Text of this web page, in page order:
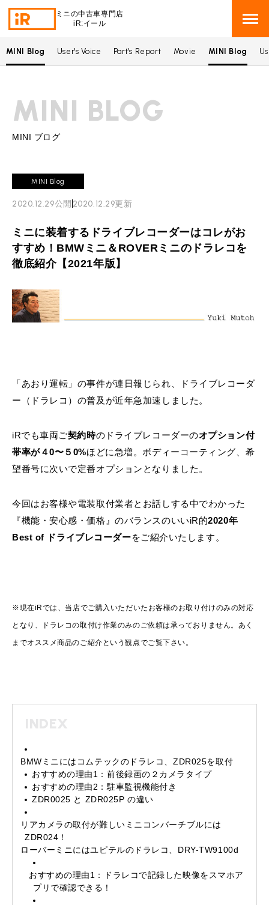
ミニの中古車専門店
iR:イール
BMW MINI BMWミニ 在庫検索
ROVER MINI ローバーミニ 在庫検索
TRADE 買取
TOP
iRの買取が他社よりも高い理由
必要書類
買取Q&A
iRで愛車を売却されたお客様の声
BMWミニ買取査定依頼
MAINTENANCE
TOP
BMWミニ メンテナンス
ローバーミニ メンテナンス
BLOG & MEDIA ブログ＆メディア
TOP
MINI Blog スタッフブログ
User's Voice
Part's Report
MINI KNOWLEDGE ミニナレッジ
BMWミニナレッジ
会社概要
リクルート
RECRUIT
工場
お問い合わせ
iR TECH FACTORY iR MAKERS
TEL
MAP
買取
購入相談
来店予約
MINI Blog User's Voice Part's Report Movie MINI Blog
MINI BLOG
MINI ブログ
MINI Blog
2020.12.29公開 2020.12.29更新
ミニに装着するドライブレコーダーはコレがお
すすめ！BMWミニ＆ROVERミニのドラレコを
徹底紹介【2021年版】
「あおり運転」の事件が連日報じられ、ドライブレコーダ
ー（ドラレコ）の普及が近年急加速しました。
iRでも車両ご契約時のドライブレコーダーのオプション付
帯率が４0〜５0%ほどに急増。ボディーコーティング、希
望番号に次いで定番オプションとなりました。
今回はお客様や電装取付業者とお話しする中でわかった
『機能・安心感・価格』のバランスのいいiR的2020年
Best of ドライブレコーダーをご紹介いたします。
※現在iRでは、当店でご購入いただいたお客様のお取り付けのみの対応
となり、ドラレコの取付け作業のみのご依頼は承っておりません。あく
までオススメ商品のご紹介という観点でご覧下さい。
INDEX
BMWミニにはコムテックのドラレコ、ZDR025を取付
おすすめの理由1：前後録画の２カメラタイプ
おすすめの理由2：駐車監視機能付き
ZDR0025 と ZDR025P の違い
リアカメラの取付が難しいミニコンバーチブルには
ZDR024！
ローバーミニにはユピテルのドラレコ、DRY-TW9100d
おすすめの理由1：ドラレコで記録した映像をスマホア
プリで確認できる！